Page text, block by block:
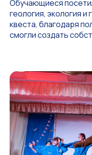
Обучающиеся
геология, экология и
квеста, благодаря
смогли создать